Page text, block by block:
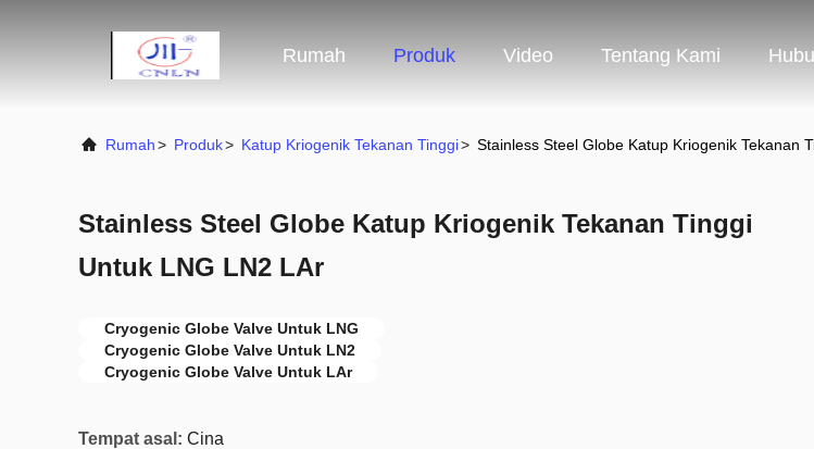
Rumah Produk Video Tentang Kami
Rumah> Produk> Katup Kriogenik Tekanan Tinggi> Stainless Steel Globe Katup Kriogenik Tekanan
Stainless Steel Globe Katup Kriogenik Tekanan Tinggi
Untuk LNG LN2 LAr
Cryogenic Globe Valve Untuk LNG
Cryogenic Globe Valve Untuk LN2
Cryogenic Globe Valve Untuk LAr
Tempat asal: Cina